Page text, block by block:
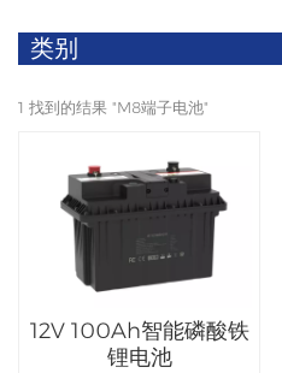
类别
1 找到的结果 "M8端子电池"
12V 100Ah智能磷酸铁
锂电池